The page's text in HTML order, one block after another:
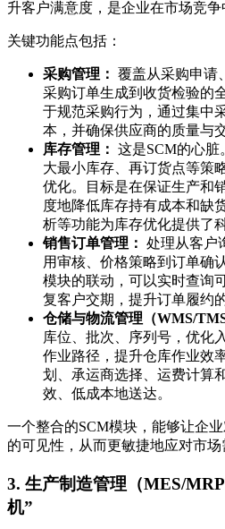
升客户满意度，是企业在市场竞争
关键功能点包括：
采购管理： 覆盖从采购申请
采购订单生成到收货检验的
于规范采购行为，通过集中
本，并确保供应商的质量与
库存管理： 这是SCM的心
大最小库存、再订货点等策
优化。目标是在保证生产和
度地降低库存持有成本和缺
析等功能为库存优化提供了
销售订单管理： 处理从客户
用审核、价格策略到订单确
模块的联动，可以实时查询
复客户交期，提升订单履约
仓储与物流管理（WMS/
库位、批次、序列号，优化
作业路径，提升仓库作业效
划、承运商选择、运费计算
效、低成本地送达。
一个整合的SCM模块，能够让企
的可见性，从而更敏捷地应对市场
3. 生产制造管理（MES/
机”